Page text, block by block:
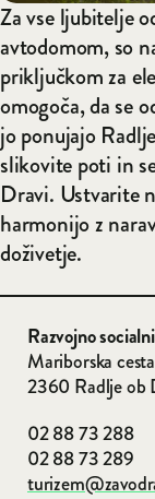
Za vse ljubitelje
avtodomom, so
priključkom za
omogoča, da se
jo ponujajo
slikovite poti in
Dravi. Ustvarite
harmonijo z
doživetje.
Razvojno
Mariborska
2360 Radlje ob
02 88 73 288
02 88 73 289